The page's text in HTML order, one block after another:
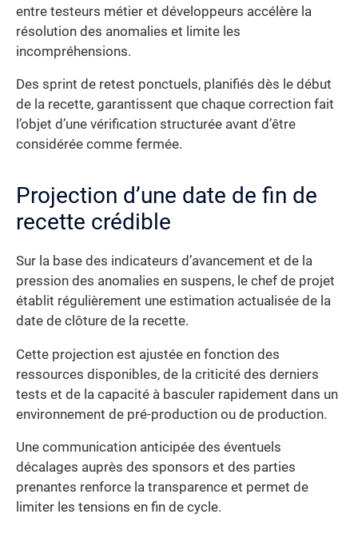
entre testeurs métier et développeurs accélère la
résolution des anomalies et limite les
incompréhensions.
Des sprint de retest ponctuels, planifiés dès le début
de la recette, garantissent que chaque correction fait
l’objet d’une vérification structurée avant d’être
considérée comme fermée.
Projection d’une date de fin de
recette crédible
Sur la base des indicateurs d’avancement et de la
pression des anomalies en suspens, le chef de projet
établit régulièrement une estimation actualisée de la
date de clôture de la recette.
Cette projection est ajustée en fonction des
ressources disponibles, de la criticité des derniers
tests et de la capacité à basculer rapidement dans un
environnement de pré-production ou de production.
Une communication anticipée des éventuels
décalages auprès des sponsors et des parties
prenantes renforce la transparence et permet de
limiter les tensions en fin de cycle.